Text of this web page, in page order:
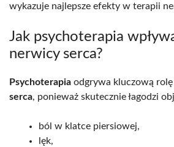
wykazuje najlepsze efekty w terapii
Jak psychoterapia
nerwicy serca?
Psychoterapia odgrywa kluczową
serca, ponieważ skutecznie łagodzi
ból w klatce piersiowej,
lęk,